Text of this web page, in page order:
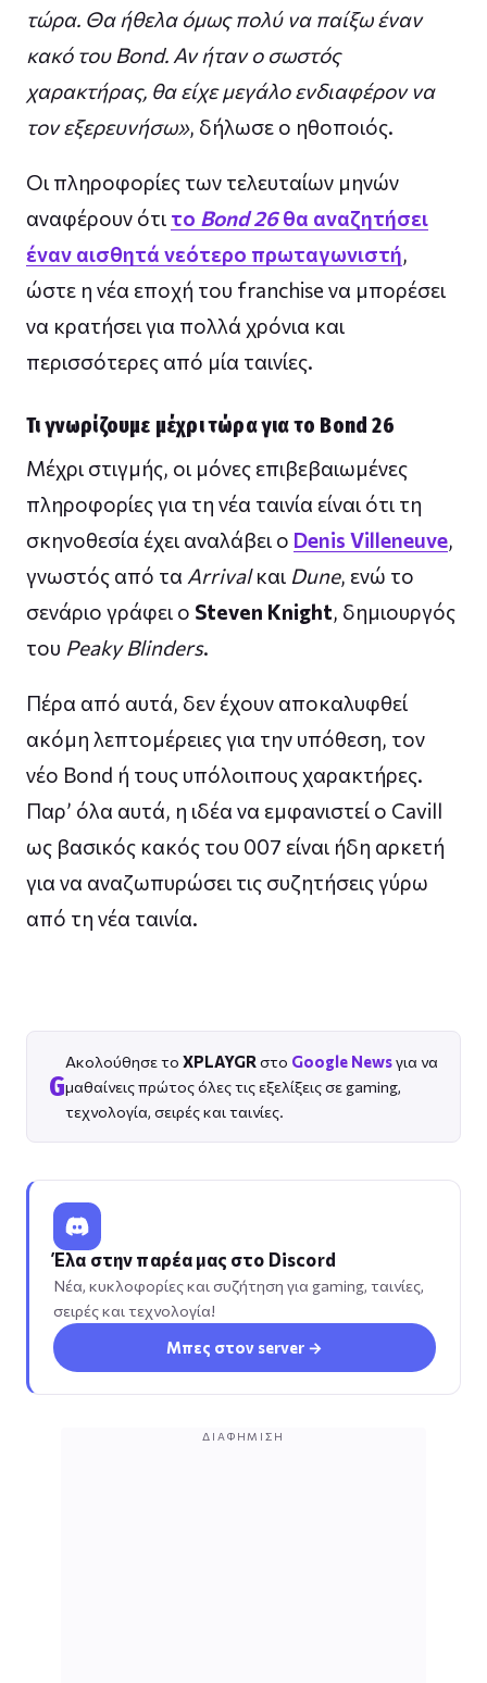
τώρα. Θα ήθελα όμως πολύ να παίξω έναν
κακό του Bond. Αν ήταν ο σωστός
χαρακτήρας, θα είχε μεγάλο ενδιαφέρον να
τον εξερευνήσω», δήλωσε ο ηθοποιός.
Οι πληροφορίες των τελευταίων μηνών
αναφέρουν ότι το Bond 26θα αναζητήσει
έναν αισθητά νεότερο πρωταγωνιστή,
ώστε η νέα εποχή του franchise να μπορέσει
να κρατήσει για πολλά χρόνια και
περισσότερες από μία ταινίες.
Τι γνωρίζουμε μέχρι τώρα για το Bond 26
Μέχρι στιγμής, οι μόνες επιβεβαιωμένες
πληροφορίες για τη νέα ταινία είναι ότι τη
σκηνοθεσία έχει αναλάβει ο Denis Villeneuve,
γνωστός από τα Arrivalκαι Dune, ενώ το
σενάριο γράφει ο Steven Knight, δημιουργός
του Peaky Blinders.
Πέρα από αυτά, δεν έχουν αποκαλυφθεί
ακόμη λεπτομέρειες για την υπόθεση, τον
νέο Bond ή τους υπόλοιπους χαρακτήρες.
Παρ’ όλα αυτά, η ιδέα να εμφανιστεί ο Cavill
ως βασικός κακός του 007 είναι ήδη αρκετή
για να αναζωπυρώσει τις συζητήσεις γύρω
από τη νέα ταινία.
G
Ακολούθησε το XPLAYGR στο Google Newsγια να
μαθαίνεις πρώτος όλες τις εξελίξεις σε gaming,
τεχνολογία, σειρές και ταινίες.
Έλα στην παρέα μας στο Discord
Νέα, κυκλοφορίες και συζήτηση για gaming, ταινίες,
σειρές και τεχνολογία!
Μπες στον server →
ΔΙΑΦΉΜΙΣΗ